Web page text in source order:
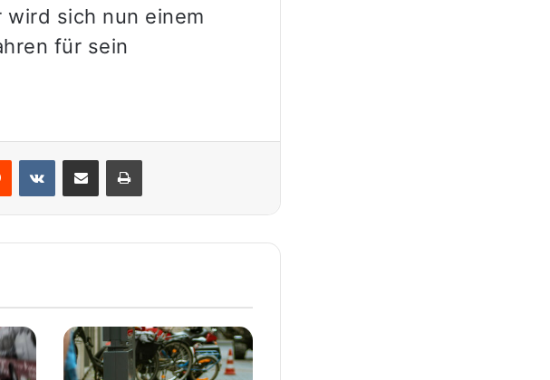
sich nun einem
für sein
Reddit VKontakte
Teile per E-Mail Drucken